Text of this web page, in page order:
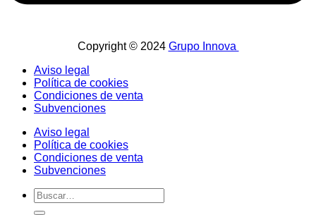
Copyright © 2024 Grupo Innova
Aviso legal
Política de cookies
Condiciones de venta
Subvenciones
Aviso legal
Política de cookies
Condiciones de venta
Subvenciones